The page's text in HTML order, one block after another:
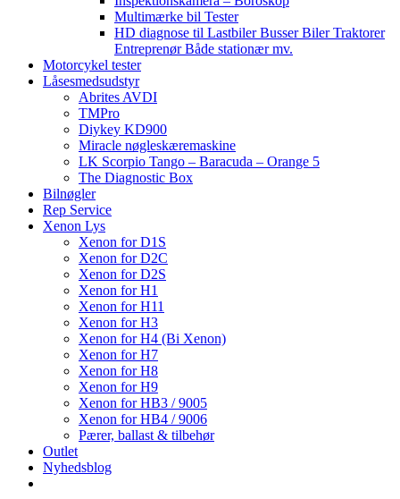
Multimærke bil Tester
HD diagnose til Lastbiler Busser Biler Traktorer
Entreprenør Både stationær mv.
Motorcykel tester
Låsesmedsudstyr
Abrites AVDI
TMPro
Diykey KD900
Miracle nøgleskæremaskine
LK Scorpio Tango – Baracuda – Orange 5
The Diagnostic Box
Bilnøgler
Rep Service
Xenon Lys
Xenon for D1S
Xenon for D2C
Xenon for D2S
Xenon for H1
Xenon for H11
Xenon for H3
Xenon for H4 (Bi Xenon)
Xenon for H7
Xenon for H8
Xenon for H9
Xenon for HB3 / 9005
Xenon for HB4 / 9006
Pærer, ballast & tilbehør
Outlet
Nyhedsblog